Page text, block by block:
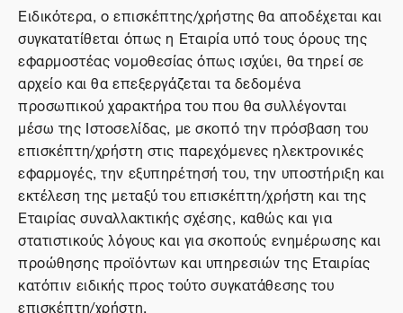
Ειδικότερα, ο επισκέπτης/χρήστης θα αποδέχεται και
συγκατατίθεται όπως η Εταιρία υπό τους όρους της
εφαρμοστέας νομοθεσίας όπως ισχύει, θα τηρεί σε
αρχείο και θα επεξεργάζεται τα δεδομένα
προσωπικού χαρακτήρα του που θα συλλέγονται
μέσω της Ιστοσελίδας, με σκοπό την πρόσβαση του
επισκέπτη/χρήστη στις παρεχόμενες ηλεκτρονικές
εφαρμογές, την εξυπηρέτησή του, την υποστήριξη και
εκτέλεση της μεταξύ του επισκέπτη/χρήστη και της
Εταιρίας συναλλακτικής σχέσης, καθώς και για
στατιστικούς λόγους και για σκοπούς ενημέρωσης και
προώθησης προϊόντων και υπηρεσιών της Εταιρίας
κατόπιν ειδικής προς τούτο συγκατάθεσης του
επισκέπτη/χρήστη.